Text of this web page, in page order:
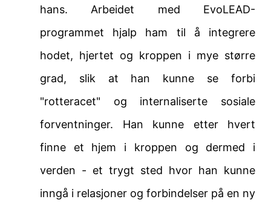
hans. Arbeidet med EvoLEAD-
programmet hjalp ham til å integrere
hodet, hjertet og kroppen i mye større
grad, slik at han kunne se forbi
"rotteracet" og internaliserte sosiale
forventninger. Han kunne etter hvert
finne et hjem i kroppen og dermed i
verden - et trygt sted hvor han kunne
inngå i relasjoner og forbindelser på en ny